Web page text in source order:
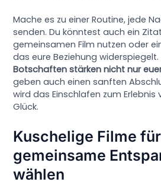
Mache es zu einer Routine, jede
senden. Du könntest auch ein
gemeinsamen Film nutzen oder
das eure Beziehung widerspiegelt.
Botschaften stärken nicht nur
geben auch einen sanften
wird das Einschlafen zum Erlebnis
Glück.
Kuschelige Filme für
gemeinsame
wählen